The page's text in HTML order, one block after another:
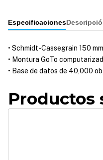
Especificaciones
• Schmidt-Cassegrain 150
• Montura GoTo
• Base de datos de 40,000
Productos